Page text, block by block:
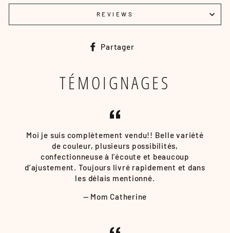
REVIEWS
Partager
TÉMOIGNAGES
Moi je suis complètement vendu!! Belle variété
de couleur, plusieurs possibilités,
confectionneuse à l’écoute et beaucoup
d’ajustement. Toujours livré rapidement et dans
les délais mentionné.
Mom Catherine